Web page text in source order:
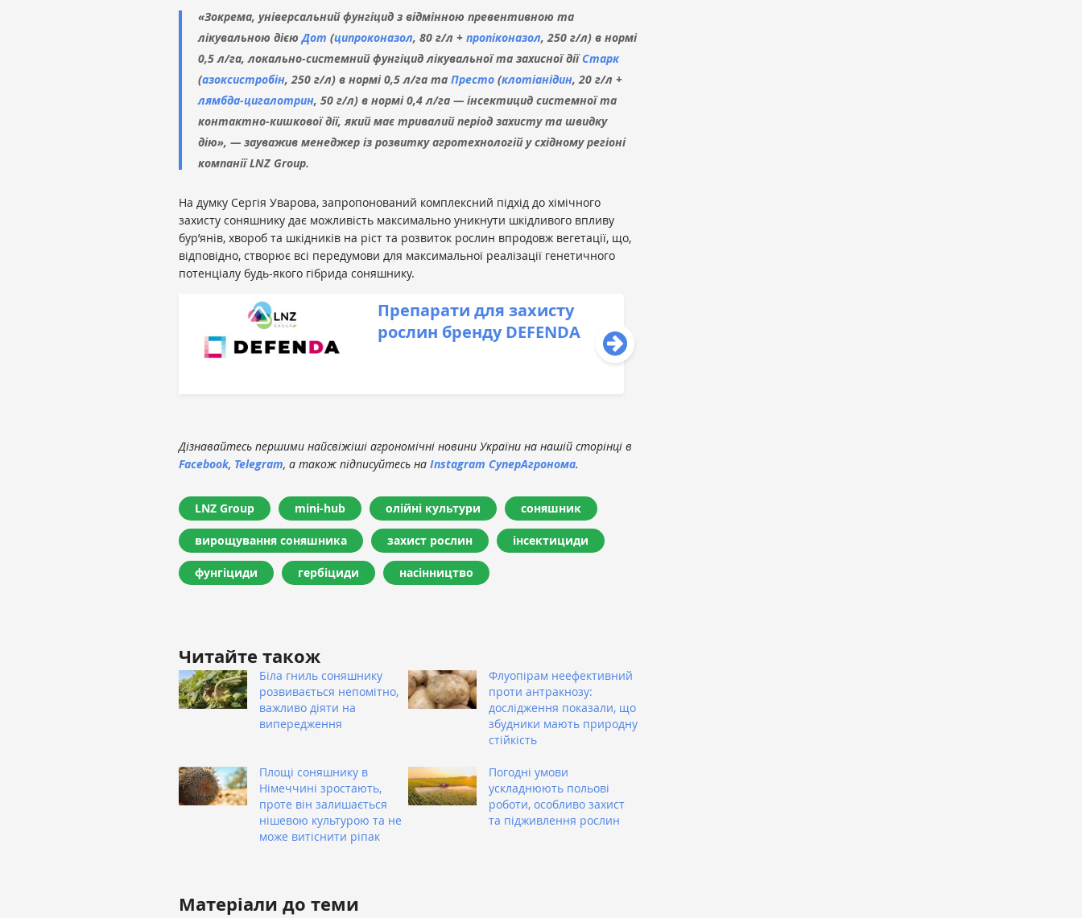
«Зокрема, універсальний фунгіцид з відмінною превентивною та
лікувальною дієюДот (ципроконазол, 80 г/л + пропіконазол, 250 г/л) в нормі
0,5 л/га, локально-системний фунгіцид лікувальної та захисної діїСтарк
(азоксистробін, 250 г/л) в нормі 0,5 л/га та Престо (клотіанідин, 20 г/л +
лямбда-цигалотрин, 50 г/л) в нормі 0,4 л/га — інсектицид системної та
контактно-кишкової дії, який має тривалий період захисту та швидку
дію», — зауважив менеджер із розвитку агротехнологій у східному регіоні
компанії LNZ Group.
На думку Сергія Уварова, запропонований комплексний підхід до хімічного
захисту соняшнику дає можливість максимально уникнути шкідливого впливу
бур’янів, хвороб та шкідників на ріст та розвиток рослин впродовж вегетації, що,
відповідно, створює всі передумови для максимальної реалізації генетичного
потенціалу будь-якого гібрида соняшнику.
Препарати для захисту
рослин бренду DEFENDA
Дізнавайтесь першими найсвіжіші агрономічні новини України на нашій сторінці в
Facebook, Telegram, а також підписуйтесь на Instagram СуперАгронома.
LNZ Group mini-hub олійні культури соняшник
вирощування соняшника захист рослин інсектициди
фунгіциди гербіциди насінництво
Читайте також
Біла гниль соняшнику
розвивається непомітно,
важливо діяти на
випередження
Флуопірам неефективний
проти антракнозу:
дослідження показали, що
збудники мають природну
стійкість
Площі соняшнику в
Німеччині зростають,
проте він залишається
нішевою культурою та не
може витіснити ріпак
Погодні умови
ускладнюють польові
роботи, особливо захист
та підживлення рослин
Матеріали до теми